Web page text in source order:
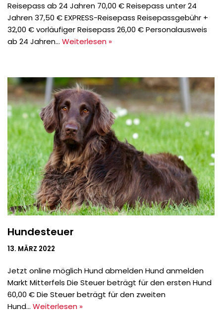
Reisepass ab 24 Jahren 70,00 € Reisepass unter 24
Jahren 37,50 € EXPRESS-Reisepass Reisepassgebühr +
32,00 € vorläufiger Reisepass 26,00 € Personalausweis
ab 24 Jahren… Weiterlesen »
Hundesteuer
13. MÄRZ 2022
Jetzt online möglich Hund abmelden Hund anmelden
Markt Mitterfels Die Steuer beträgt für den ersten Hund
60,00 € Die Steuer beträgt für den zweiten
Hund… Weiterlesen »